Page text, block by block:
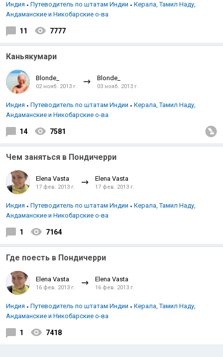
Индия Путеводитель по штатам Индии
Керала, Тамил Наду,
Андаманские и Никобарские о-ва
11 7777
Каньякумари
Blonde_
02 нояб. 2013 г.
Blonde_
03 нояб. 2013 г.
Индия Путеводитель по штатам Индии
Керала, Тамил Наду,
Андаманские и Никобарские о-ва
14 7581
Чем заняться в Пондичерри
Elena Vasta
17 фев. 2013 г.
Elena Vasta
17 фев. 2013 г.
Индия Путеводитель по штатам Индии
Керала, Тамил Наду,
Андаманские и Никобарские о-ва
1 7164
Где поесть в Пондичерри
Elena Vasta
16 фев. 2013 г.
Elena Vasta
16 фев. 2013 г.
Индия Путеводитель по штатам Индии
Керала, Тамил Наду,
Андаманские и Никобарские о-ва
1 7418